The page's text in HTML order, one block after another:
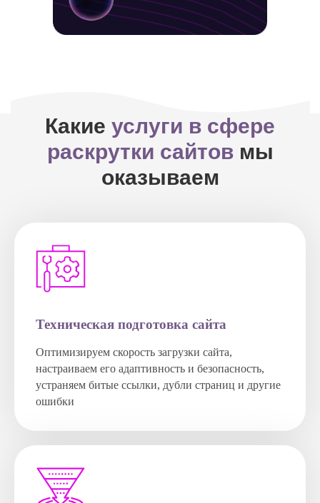
Какие услуги в сфере
раскрутки сайтовмы
оказываем
Техническая подготовка сайта
Оптимизируем скорость загрузки сайта,
настраиваем его адаптивность и безопасность,
устраняем битые ссылки, дубли страниц и другие
ошибки